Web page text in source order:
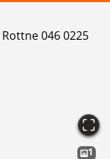
Rottne 046 0225
1